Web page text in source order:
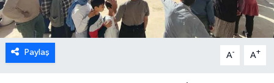
Paylaş A- A+